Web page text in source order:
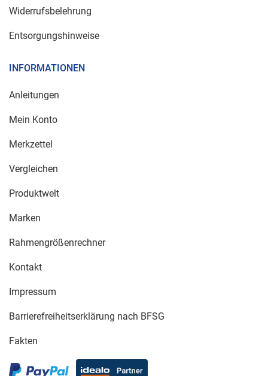
Widerrufsbelehrung
Entsorgungshinweise
INFORMATIONEN
Anleitungen
Mein Konto
Merkzettel
Vergleichen
Produktwelt
Marken
Rahmengrößenrechner
Kontakt
Impressum
Barrierefreiheitserklärung nach BFSG
Fakten